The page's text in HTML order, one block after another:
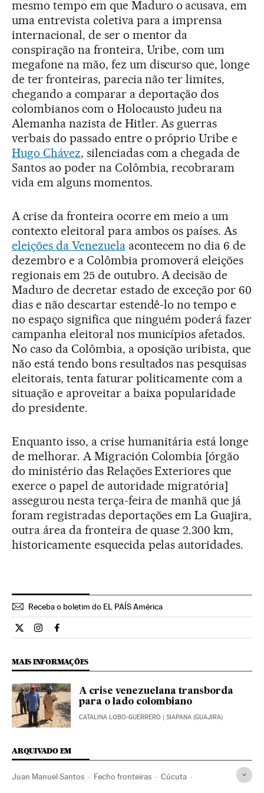
mesmo tempo em que Maduro o acusava, em
uma entrevista coletiva para a imprensa
internacional, de ser o mentor da
conspiração na fronteira, Uribe, com um
megafone na mão, fez um discurso que, longe
de ter fronteiras, parecia não ter limites,
chegando a comparar a deportação dos
colombianos com o Holocausto judeu na
Alemanha nazista de Hitler. As guerras
verbais do passado entre o próprio Uribe e
Hugo Chávez, silenciadas com a chegada de
Santos ao poder na Colômbia, recobraram
vida em alguns momentos.
A crise da fronteira ocorre em meio a um
contexto eleitoral para ambos os países. As
eleições da Venezuelaacontecem no dia 6 de
dezembro e a Colômbia promoverá eleições
regionais em 25 de outubro. A decisão de
Maduro de decretar estado de exceção por 60
dias e não descartar estendê-lo no tempo e
no espaço significa que ninguém poderá fazer
campanha eleitoral nos municípios afetados.
No caso da Colômbia, a oposição uribista, que
não está tendo bons resultados nas pesquisas
eleitorais, tenta faturar politicamente com a
situação e aproveitar a baixa popularidade
do presidente.
Enquanto isso, a crise humanitária está longe
de melhorar. A Migración Colombia [órgão
do ministério das Relações Exteriores que
exerce o papel de autoridade migratória]
assegurou nesta terça-feira de manhã que já
foram registradas deportações em La Guajira,
outra área da fronteira de quase 2.300 km,
historicamente esquecida pelas autoridades.
Receba o boletim do EL PAÍS América
Internacional El País Brasil en Twitter
Internacional El País Brasil en Instagram
Internacional El País Brasil en Facebook
MAIS INFORMAÇÕES
A crise venezuelana transborda
para o lado colombiano
CATALINA LOBO-GUERRERO | SIAPANA (GUAJIRA)
ARQUIVADO EM
Juan Manuel Santos Fecho fronteiras Cúcuta